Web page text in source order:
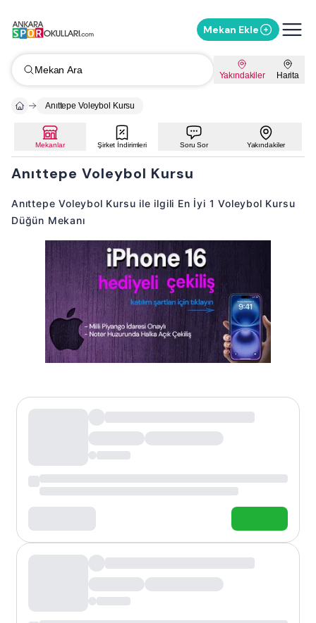
Mekan Ekle
Mekan Ara Yakındakiler Harita
Anıttepe Voleybol Kursu
Mekanlar Şirket İndirimleri Soru Sor Yakındakiler
Anıttepe Voleybol Kursu
Anıttepe Voleybol Kursu ile ilgili En İyi 1 Voleybol Kursu
Düğün Mekanı